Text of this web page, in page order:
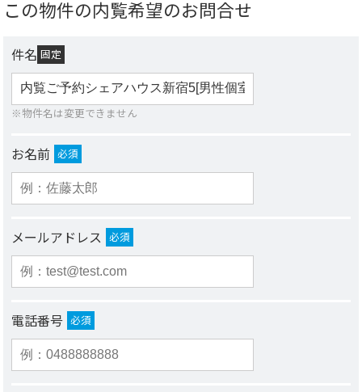
この物件の内覧希望のお問合せ
件名 固定
※物件名は変更できません
お名前 必須
メールアドレス 必須
電話番号 必須